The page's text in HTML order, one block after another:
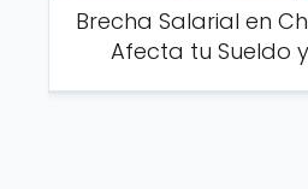
Brecha Salarial en
Afecta tu Sueldo